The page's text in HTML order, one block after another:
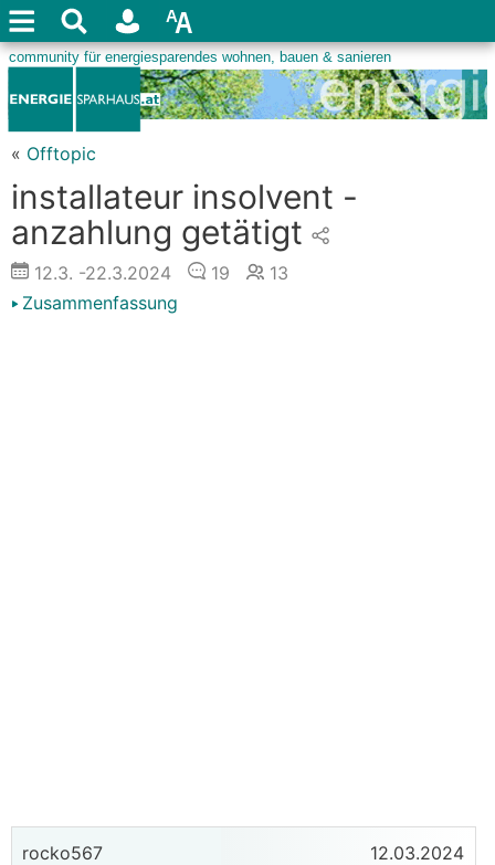
« Offtopic
installateur insolvent -
anzahlung getätigt
12.3. -22.3.2024 19
13
Zusammenfassung
rocko567 12.03.2024